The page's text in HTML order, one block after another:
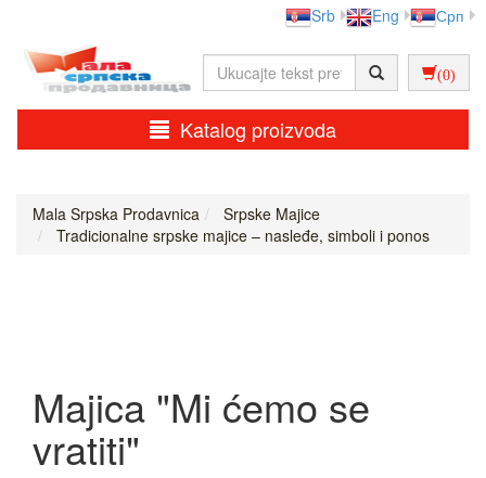
Srb Eng Срп
(0)
Katalog proizvoda
Mala Srpska Prodavnica
Srpske Majice
Tradicionalne srpske majice – nasleđe, simboli i ponos
Majica "Mi ćemo se
vratiti"